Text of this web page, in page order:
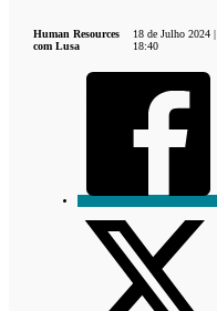
Human Resources
com Lusa
18 de Julho 2024 |
18:40